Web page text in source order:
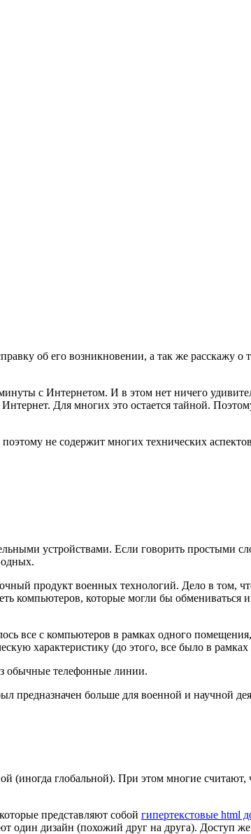
об его возникновении, а так же расскажу о
с Интернетом. И в этом нет ничего
Для многих это остается тайной.
не содержит многих технических
устройствами. Если говорить простыми
продукт военных технологий. Дело в том,
компьютеров, которые могли бы
все с компьютеров в рамках одного
характеристику (до этого, все было в
обычные телефонные линии.
предназначен больше для военной и научной
глобальной). При этом многие считают,
представляют собой гипертекстовые html
один дизайн (похожий друг на друга). Доступ